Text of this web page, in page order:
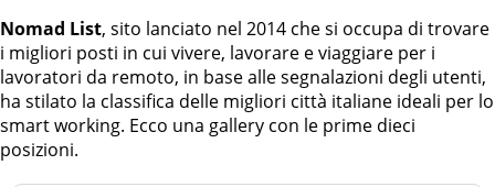
Nomad List, sito lanciato nel 2014 che si occupa di trovare
i migliori posti in cui vivere, lavorare e viaggiare per i
lavoratori da remoto, in base alle segnalazioni degli utenti,
ha stilato la classifica delle migliori città italiane ideali per lo
smart working. Ecco una gallery con le prime dieci
posizioni.